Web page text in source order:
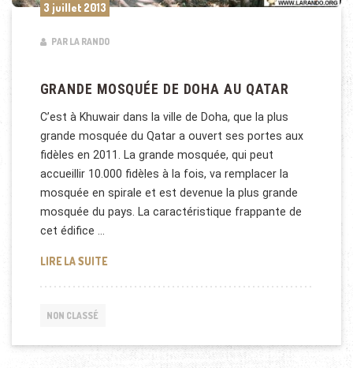
3 juillet 2013
PAR LA RANDO
GRANDE MOSQUÉE DE DOHA AU QATAR
C’est à Khuwair dans la ville de Doha, que la plus
grande mosquée du Qatar a ouvert ses portes aux
fidèles en 2011. La grande mosquée, qui peut
accueillir 10.000 fidèles à la fois, va remplacer la
mosquée en spirale et est devenue la plus grande
mosquée du pays. La caractéristique frappante de
cet édifice …
LIRE LA SUITEGRANDE MOSQUÉE DE DOHA AU QATAR
NON CLASSÉ